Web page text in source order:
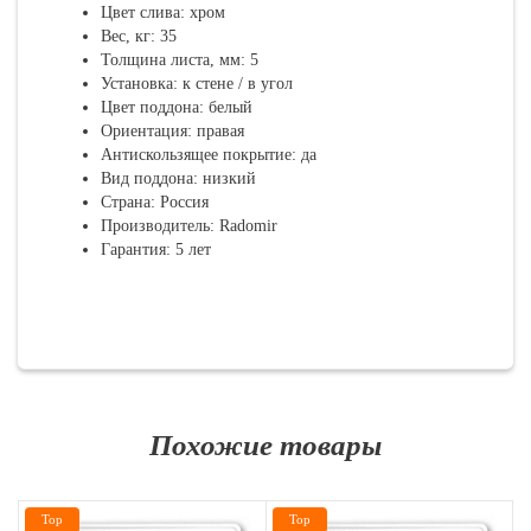
Цвет слива: хром
Вес, кг: 35
Толщина листа, мм: 5
Установка: к стене / в угол
Цвет поддона: белый
Ориентация: правая
Антискользящее покрытие: да
Вид поддона: низкий
Страна: Россия
Производитель: Radomir
Гарантия: 5 лет
Похожие товары
Top Top